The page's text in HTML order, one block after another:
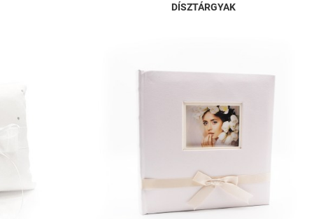
DÍSZTÁRGYAK